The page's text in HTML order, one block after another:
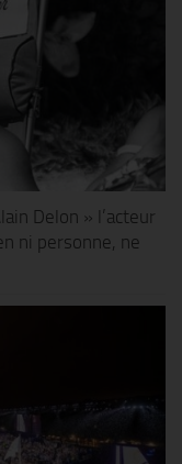
Delon » l’acteur
ni personne, ne